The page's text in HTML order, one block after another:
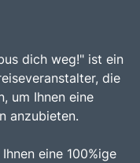
dich weg!" ist ein
die
um Ihnen eine
anzubieten.
eine 100%ige